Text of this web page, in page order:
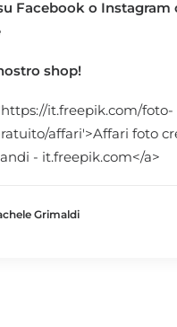
Facebook o Instagram
shop!
it.freepik.com/foto-
affari'>Affari foto
- it.freepik.com</a>
Grimaldi